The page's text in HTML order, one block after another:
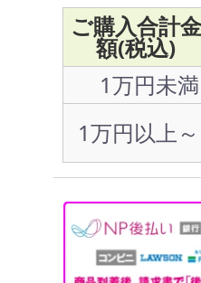
ご購入合計金
額(税込)
1万円未満
1万円以上～